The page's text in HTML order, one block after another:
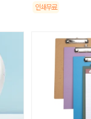
인쇄무료